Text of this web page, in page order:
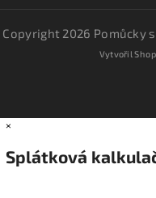
Copyright 2026 Pomůcky
Vytvořil
×
Splátková